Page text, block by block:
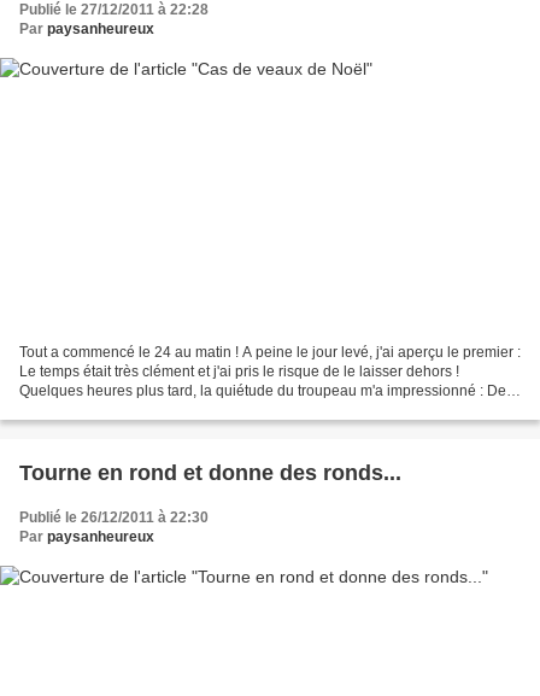
Publié le 27/12/2011 à 22:28
Par paysanheureux
Tout a commencé le 24 au matin ! A peine le jour levé, j'ai aperçu le premier :
Le temps était très clément et j'ai pris le risque de le laisser dehors !
Quelques heures plus tard, la quiétude du troupeau m'a impressionné : De
Tourne en rond et donne des ronds...
Publié le 26/12/2011 à 22:30
Par paysanheureux